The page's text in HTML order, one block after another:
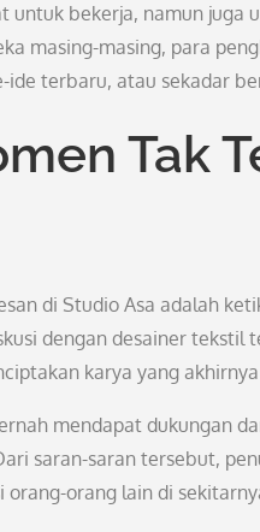
untuk bekerja, namun
masing-masing, para
terbaru, atau sekadar
Tak
di Studio Asa adalah
dengan desainer
karya yang
mendapat dukungan
saran-saran tersebut,
orang lain di